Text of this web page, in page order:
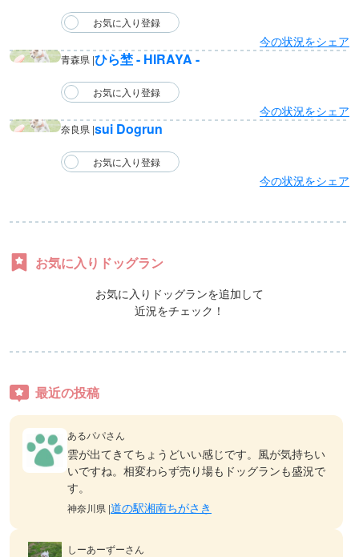
今の状況をシェア
青森県 |ひら埜 - HIRAYA -
今の状況をシェア
奈良県 |sui Dogrun
今の状況をシェア
お気に入りドッグラン
お気に入りドッグランを追加して
近況をチェック！
最近の投稿
あるパパさん
雲が出てきてちょうどいい感じです。風が気持ちい
いですね。相変わらず売り場もドッグランも盛況で
す。
神奈川県 |道の駅湘南ちがさき
しーあーずーさん